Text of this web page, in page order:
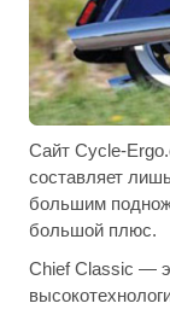
Сайт Cycle-
составляет
большим
большой плюс.
Chief Classic —